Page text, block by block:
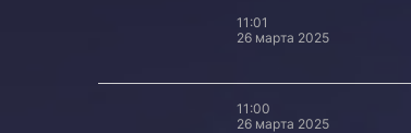
11:01
26 марта 2025
11:00
26 марта 2025